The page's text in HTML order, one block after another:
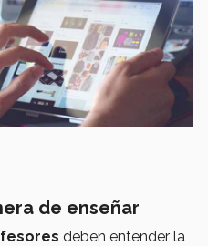
de enseñar
deben entender la